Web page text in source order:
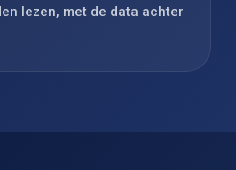
lezen, met de data achter